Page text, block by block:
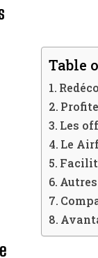
Table
Les
Le